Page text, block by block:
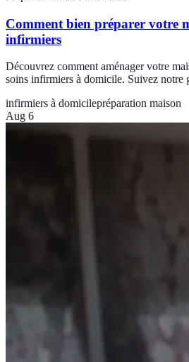
Comment bien préparer votre
infirmiers
Découvrez comment aménager votre
soins infirmiers à domicile. Suivez notre
infirmiers à domicilepréparation maison
Aug 6